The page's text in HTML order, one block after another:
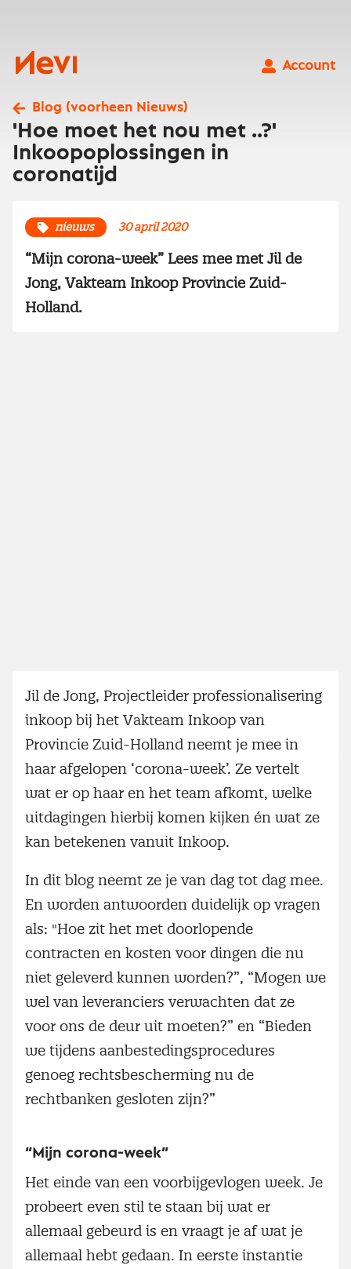
Nevi
Account
Blog (voorheen Nieuws)
'Hoe moet het nou met ..?'
Inkoopoplossingen in
coronatijd
nieuws 30 april 2020
“Mijn corona-week” Lees mee met Jil de
Jong, Vakteam Inkoop Provincie Zuid-
Holland.
Jil de Jong, Projectleider professionalisering
inkoop bij het Vakteam Inkoop van
Provincie Zuid-Holland neemt je mee in
haar afgelopen ‘corona-week’. Ze vertelt
wat er op haar en het team afkomt, welke
uitdagingen hierbij komen kijken én wat ze
kan betekenen vanuit Inkoop.
In dit blog neemt ze je van dag tot dag mee.
En worden antwoorden duidelijk op vragen
als: "Hoe zit het met doorlopende
contracten en kosten voor dingen die nu
niet geleverd kunnen worden?”, “Mogen we
wel van leveranciers verwachten dat ze
voor ons de deur uit moeten?” en “Bieden
we tijdens aanbestedingsprocedures
genoeg rechtsbescherming nu de
rechtbanken gesloten zijn?”
“Mijn corona-week”
Het einde van een voorbijgevlogen week. Je
probeert even stil te staan bij wat er
allemaal gebeurd is en vraagt je af wat je
allemaal hebt gedaan. In eerste instantie